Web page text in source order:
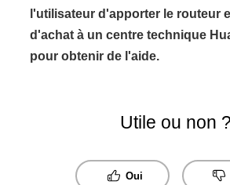
l'utilisateur d'apporter le routeur
d'achat à un centre technique
pour obtenir de l'aide.
Utile ou non ?
Oui